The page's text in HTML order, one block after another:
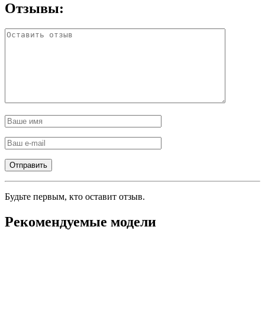
Отзывы:
Будьте первым, кто оставит отзыв.
Рекомендуемые модели